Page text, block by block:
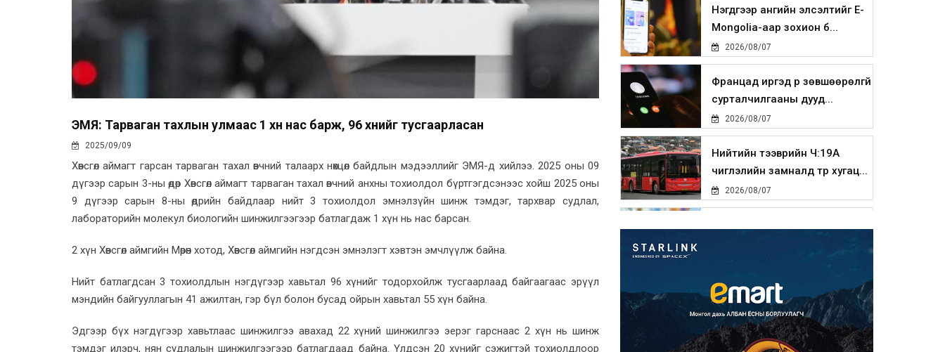
ЭМЯ: Тарваган тахлын улмаас 1 хүн нас барж, 96 хүнийг тусгаарласан
2025/09/09
Хөвсгөл аймагт гарсан тарваган тахал өвчний талаарх нөхцөл байдлын мэдээллийг ЭМЯ-д хийлээ. 2025 оны 09
дүгээр сарын 3-ны өдөр Хөвсгөл аймагт тарваган тахал өвчний анхны тохиолдол бүртгэгдсэнээс хойш 2025 оны
9 дүгээр сарын 8-ны өдрийн байдлаар нийт 3 тохиолдол эмнэлзүйн шинж тэмдэг, тархвар судлал,
лабораторийн молекул биологийн шинжилгээгээр батлагдаж 1 хүн нь нас барсан.
2 хүн Хөвсгөл аймгийн Мөрөн хотод, Хөвсгөл аймгийн нэгдсэн эмнэлэгт хэвтэн эмчлүүлж байна.
Нийт батлагдсан 3 тохиолдлын нэгдүгээр хавьтал 96 хүнийг тодорхойлж тусгаарлаад байгаагаас эрүүл
мэндийн байгууллагын 41 ажилтан, гэр бүл болон бусад ойрын хавьтал 55 хүн байна.
Эдгээр бүх нэгдүгээр хавьтлаас шинжилгээ авахад 22 хүний шинжилгээ эерэг гарснаас 2 хүн нь шинж
тэмдэг илэрч, нян судлалын шинжилгээгээр батлагдаад байна. Үлдсэн 20 хүнийг сэжигтэй тохиолдлоор
Нэгдүгээр ангийн элсэлтийг E-
Mongolia-аар зохион б...
2026/08/07
Францад иргэд рүү зөвшөөрөлгүй
сурталчилгааны дууд...
2026/08/07
Нийтийн тээврийн Ч:19А
чиглэлийн замналд түр хугац...
2026/08/07
2026/08/07
Улаанбаатарт өдөртөө 30 хэм
дулаан
2026/08/07